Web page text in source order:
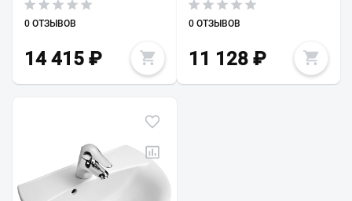
0 ОТЗЫВОВ
14 415 ₽
0 ОТЗЫВОВ
11 128₽